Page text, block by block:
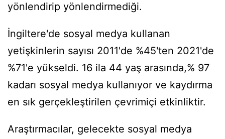
yönlendirip yönlendirmediği.
İngiltere'de sosyal medya kullanan
yetişkinlerin sayısı 2011'de %45'ten 2021'de
%71'e yükseldi. 16 ila 44 yaş arasında,% 97
kadarı sosyal medya kullanıyor ve kaydırma
en sık gerçekleştirilen çevrimiçi etkinliktir.
Araştırmacılar, gelecekte sosyal medya